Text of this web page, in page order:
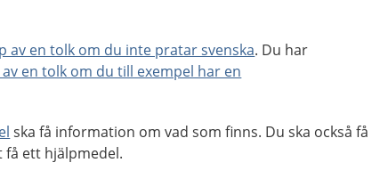
av en tolk om du inte pratar svenska. Du har
en tolk om du till exempel har en
ska få information om vad som finns. Du ska också få
ett hjälpmedel.